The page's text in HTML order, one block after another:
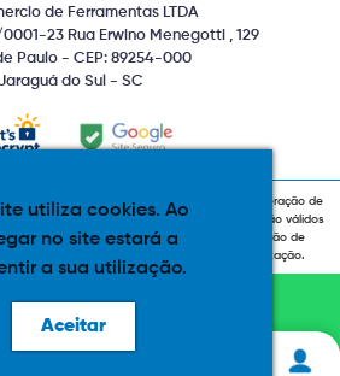
de Ferramentas LTDA
23 Rua Erwino Menegotti , 129
Paulo - CEP: 89254-000
do Sul - SC
com estoque indiponível sujeitos a alteração de
e prazos de pagamento expostos aqui são válidos
As fotos, textos e layout aqui veiculados são de
a utilização total ou parcial sem nossa autorização.
NO WHATSAPP
utiliza cookies. Ao
no site estará a
a sua utilização.
Aceitar